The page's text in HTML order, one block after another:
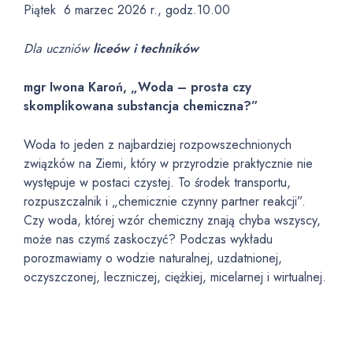
Piątek 6 marzec 2026 r., godz.10.00
Dla uczniówliceów i techników
mgr Iwona Karoń, „Woda – prosta czy
skomplikowana substancja chemiczna?”
Woda to jeden z najbardziej rozpowszechnionych
związków na Ziemi, który w przyrodzie praktycznie nie
występuje w postaci czystej. To środek transportu,
rozpuszczalnik i „chemicznie czynny partner reakcji”.
Czy woda, której wzór chemiczny znają chyba wszyscy,
może nas czymś zaskoczyć? Podczas wykładu
porozmawiamy o wodzie naturalnej, uzdatnionej,
oczyszczonej, leczniczej, ciężkiej, micelarnej i wirtualnej.